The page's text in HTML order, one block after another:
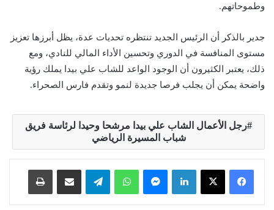
وطموحاتهم.
جدير بالذكر أن الرئيس الجديد تنتظره تحديات عدة، يظل أبرزها تعزيز
مستوى المنافسة في الدوري وتحسين الأداء المالي للنادي، ومع
ذلك، يعتبر الكثيرون أن الوجود الواعد للشاب علي بيدا يملك رؤية
واضحة يمكن أن يجلب فرصا جديدة لنمو وتقدم فارس الصحراء.
رجل الأعمال الشاب علي بيدا مرشحا وحيدا لرئاسة فريق
شباب المسيرة الرياضي
لينكدإن ماسنجر واتساب تيلقرام مشاركة عبر البريد طباعة